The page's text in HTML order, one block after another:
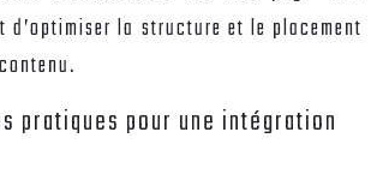
d’optimiser la structure et le placement
pratiques pour une intégration